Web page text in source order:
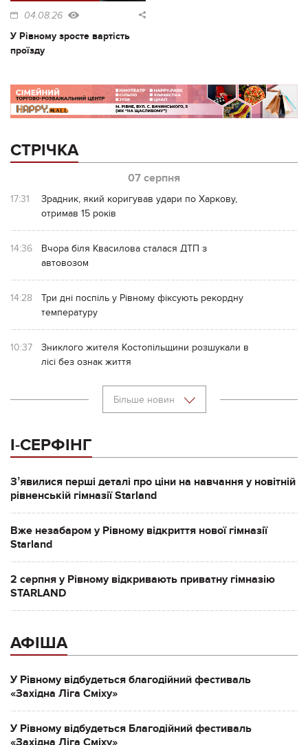
04.08.26
У Рівному зросте вартість
проїзду
СТРІЧКА
07 серпня
17:31
Зрадник, який коригував удари по Харкову,
отримав 15 років
14:36
Вчора біля Квасилова сталася ДТП з
автовозом
14:28
Три дні поспіль у Рівному фіксують рекордну
температуру
10:37
Зниклого жителя Костопільщини розшукали в
лісі без ознак життя
Більше новин
І-СЕРФІНГ
Зʼявилися перші деталі про ціни на навчання у новітній
рівненській гімназії Starland
Вже незабаром у Рівному відкриття нової гімназії
Starland
2 серпня у Рівному відкривають приватну гімназію
STARLAND
АФІША
У Рівному відбудеться благодійний фестиваль
«Західна Ліга Сміху»
У Рівному відбудеться Благодійний фестиваль